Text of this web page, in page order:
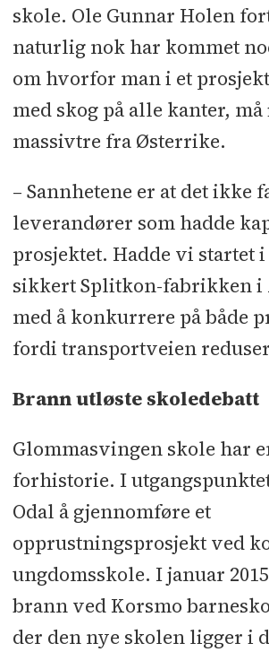
skole. Ole Gunnar Holen
naturlig nok har kommet
om hvorfor man i et
med skog på alle kanter,
massivtre fra Østerrike.
– Sannhetene er at det ikke
leverandører som hadde
prosjektet. Hadde vi startet
sikkert Splitkon-fabrikken
med å konkurrere på både
fordi transportveien
Brann utløste skoledebatt
Glommasvingen skole har
forhistorie. I
Odal å gjennomføre et
opprustningsprosjekt ved
ungdomsskole. I januar
brann ved Korsmo
der den nye skolen ligger i